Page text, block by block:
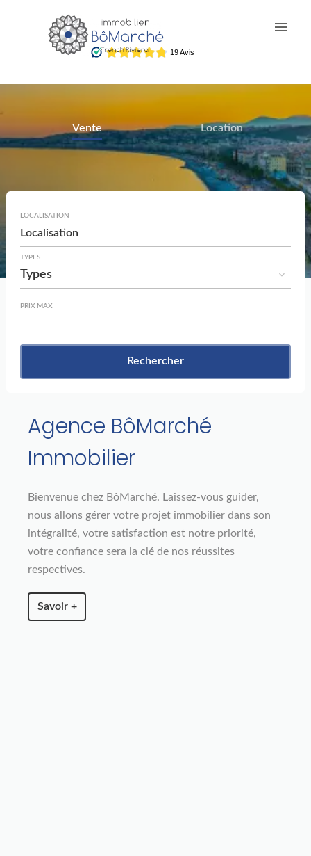
Vente Location
LOCALISATION
Localisation
TYPES
Types
PRIX MAX
Rechercher
Agence BôMarché
Immobilier
Bienvenue chez BôMarché. Laissez-vous guider,
nous allons gérer votre projet immobilier dans son
intégralité, votre satisfaction est notre priorité,
votre confiance sera la clé de nos réussites
respectives.
Savoir +